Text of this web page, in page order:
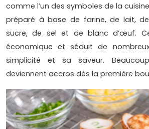
comme l’un des symboles de la
préparé à base de farine, de lait,
sucre, de sel et de blanc d’œuf.
économique et séduit de
simplicité et sa saveur.
deviennent accros dès la première